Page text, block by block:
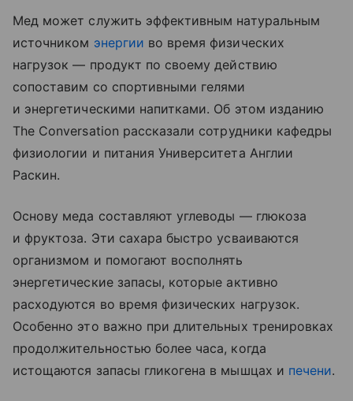
Мед может служить эффективным натуральным
источником энергии во время физических
нагрузок — продукт по своему действию
сопоставим со спортивными гелями
и энергетическими напитками. Об этом изданию
The Conversation рассказали сотрудники кафедры
физиологии и питания Университета Англии
Раскин.
Основу меда составляют углеводы — глюкоза
и фруктоза. Эти сахара быстро усваиваются
организмом и помогают восполнять
энергетические запасы, которые активно
расходуются во время физических нагрузок.
Особенно это важно при длительных тренировках
продолжительностью более часа, когда
истощаются запасы гликогена в мышцах и печени.